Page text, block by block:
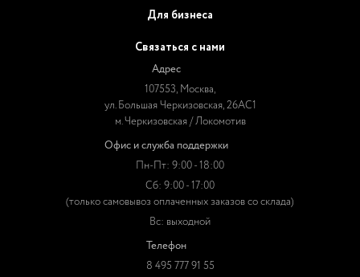
Для бизнеса
Связаться с нами
Адрес
107553, Москва,
ул. Большая Черкизовская, 26АС1
м. Черкизовская / Локомотив
Офис и служба поддержки
Пн-Пт: 9:00 - 18:00
Сб: 9:00 - 17:00
(только самовывоз оплаченных заказов со склада)
Вс: выходной
Телефон
8 495 777 91 55